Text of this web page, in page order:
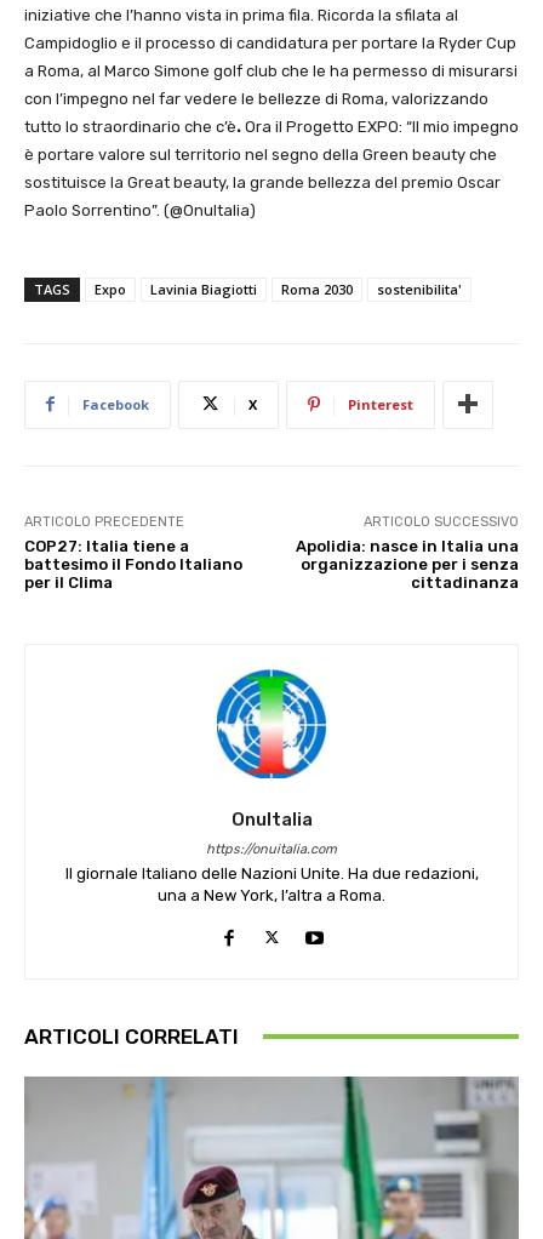
iniziative che l’hanno vista in prima fila. Ricorda la sfilata al
Campidoglio e il processo di candidatura per portare la Ryder Cup
a Roma, al Marco Simone golf club che le ha permesso di misurarsi
con l’impegno nel far vedere le bellezze di Roma, valorizzando
tutto lo straordinario che c’è. Ora il Progetto EXPO: “Il mio impegno
è portare valore sul territorio nel segno della Green beauty che
sostituisce la Great beauty, la grande bellezza del premio Oscar
Paolo Sorrentino”. (@OnuItalia)
TAGS Expo Lavinia Biagiotti Roma 2030 sostenibilita'
Facebook X Pinterest
ARTICOLO PRECEDENTE
COP27: Italia tiene a
battesimo il Fondo Italiano
per il Clima
ARTICOLO SUCCESSIVO
Apolidia: nasce in Italia una
organizzazione per i senza
cittadinanza
OnuItalia
https://onuitalia.com
Il giornale Italiano delle Nazioni Unite. Ha due redazioni,
una a New York, l’altra a Roma.
ARTICOLI CORRELATI